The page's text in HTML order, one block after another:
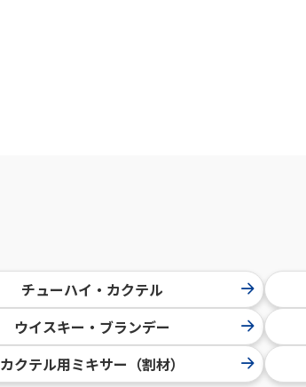
チューハイ・カクテル
ウイスキー・ブランデー
カクテル用ミキサー（割材）